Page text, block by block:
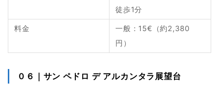
徒歩1分
料金
一般：15€（約2,380
円）
０６｜サン ペドロ デ アルカンタラ展望台